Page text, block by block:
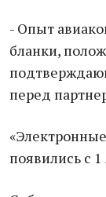
- Опыт
бланки,
перед
появились с